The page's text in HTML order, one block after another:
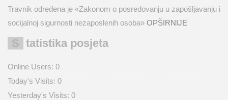
Travnik određena je «Zakonom o posredovanju u zapošljavanju i
socijalnoj sigurnosti nezaposlenih osoba» OPŠIRNIJE
Statistika posjeta
Online Users: 0
Today's Visits: 0
Yesterday's Visits: 0